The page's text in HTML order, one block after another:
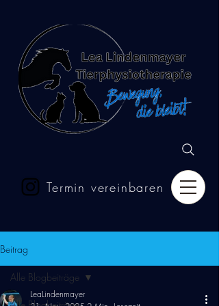
Termin vereinbaren
Beitrag
Alle Blogbeiträge
LeaLindenmayer